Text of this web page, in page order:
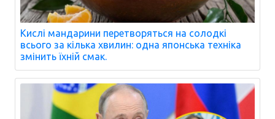
Кислі мандарини перетворяться на солодкі
всього за кілька хвилин: одна японська техніка
змінить їхній смак.